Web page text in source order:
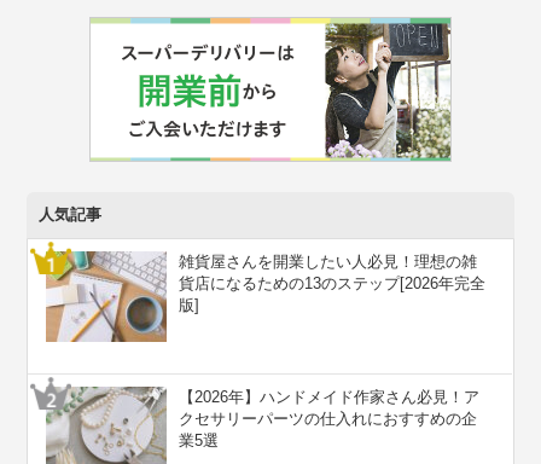
人気記事
雑貨屋さんを開業したい人必見！理想の雑
貨店になるための13のステップ[2026年完全
版]
【2026年】ハンドメイド作家さん必見！ア
クセサリーパーツの仕入れにおすすめの企
業5選